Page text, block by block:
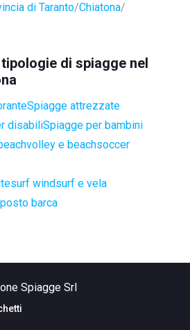
di Taranto Chiatona
di spiagge nel
Spiagge attrezzate
disabiliSpiagge per bambini
e beachsoccer
windsurf e vela
barca
Spiagge Srl